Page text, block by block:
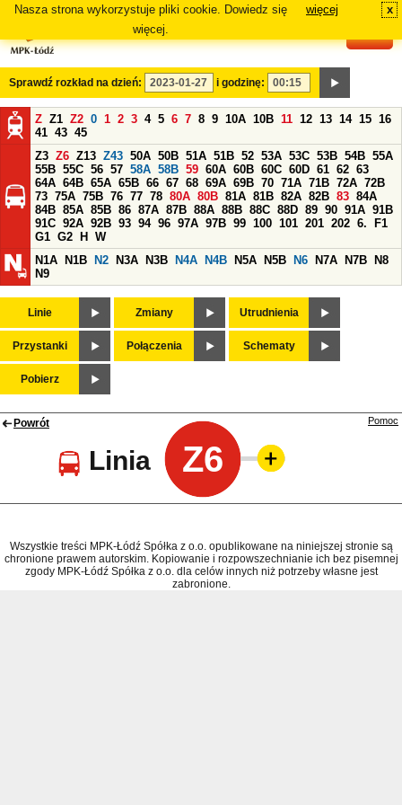
Nasza strona wykorzystuje pliki cookie. Dowiedz się
więcej.
więcej x
Sprawdź rozkład na dzień: i godzinę:
Z Z1 Z2 0 1 2 3 4 5 6 7 8 9 10A 10B 11 12 13 14 15 16
41 43 45
Z3 Z6 Z13 Z43 50A 50B 51A 51B 52 53A 53C 53B 54B 55A
55B 55C 56 57 58A 58B 59 60A 60B 60C 60D 61 62 63
64A 64B 65A 65B 66 67 68 69A 69B 70 71A 71B 72A 72B
73 75A 75B 76 77 78 80A 80B 81A 81B 82A 82B 83 84A
84B 85A 85B 86 87A 87B 88A 88B 88C 88D 89 90 91A 91B
91C 92A 92B 93 94 96 97A 97B 99 100 101 201 202 6.
F1
G1 G2 H
W
N1A
N1B N2 N3A N3B N4A N4B N5A N5B N6 N7A N7B
N8
N9
Linie Zmiany Utrudnienia
Przystanki Połączenia Schematy
Pobierz
Powrót
Linia Z6
Pomoc
Wszystkie treści MPK-Łódź Spółka z o.o. opublikowane na niniejszej stronie są
chronione prawem autorskim. Kopiowanie i rozpowszechnianie ich bez pisemnej
zgody MPK-Łódź Spółka z o.o. dla celów innych niż potrzeby własne jest
zabronione.